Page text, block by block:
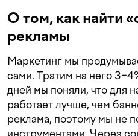
О том, как найти
рекламы
Маркетинг мы
сами. Тратим на него
дней мы поняли, что для
работает лучше, чем
реклама, поэтому мы не